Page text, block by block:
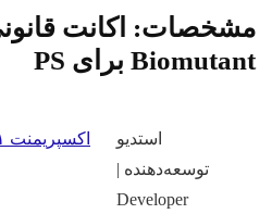
مشخصات: اکانت
Biomutant برای PS
استدیو
توسعه‌دهنده |
Developer
اکسپریمنت ۱۰۱ (Experiment 101)